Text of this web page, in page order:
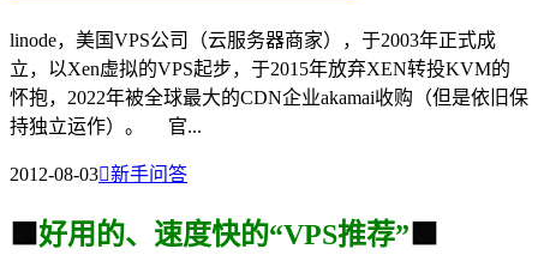
linode，美国VPS公司（云服务器商家），于2003年正式成
立，以Xen虚拟的VPS起步，于2015年放弃XEN转投KVM的
怀抱，2022年被全球最大的CDN企业akamai收购（但是依旧保
持独立运作）。 官...
2012-08-03新手问答
🟩 好用的、速度快的“VPS推荐” 🟩